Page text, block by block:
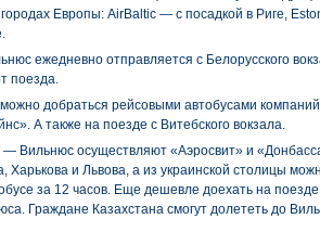
Европы: AirBaltic — с посадкой в Риге,
ежедневно отправляется с Белорусского
поезда.
добраться рейсовыми автобусами
А также на поезде с Витебского вокзала.
Вильнюс осуществляют «Аэросвит» и
Харькова и Львова, а из украинской столицы
за 12 часов. Еще дешевле доехать на
Граждане Казахстана смогут долететь до